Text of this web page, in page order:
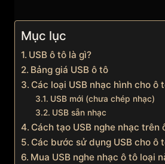
Mục lục
USB ô tô là gì?
Bảng giá USB ô tô
Các loại USB nhạc hình cho ô
USB mới (chưa chép nhạc)
USB sẵn nhạc
Cách tạo USB nghe nhạc trên
Các bước sử dụng USB cho ô
Mua USB nghe nhạc ô tô loại